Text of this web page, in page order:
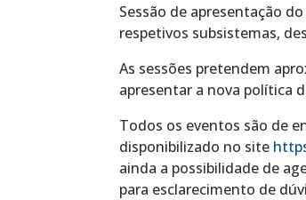
Sessão de apresentação
respetivos subsistemas,
As sessões pretendem
apresentar a nova política
Todos os eventos são de
disponibilizado no site
ainda a possibilidade de
para esclarecimento de